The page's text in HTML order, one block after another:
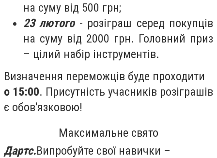
на суму від 500 грн;
23лютого- розіграш серед покупців
на суму від 2000 грн. Головний приз
– цілий набір інструментів.
Визначення переможців буде проходити
о 15:00. Присутність учасників розіграшів
є обов'язковою!
Максимальне свято
Дартс.Випробуйте свої навички –